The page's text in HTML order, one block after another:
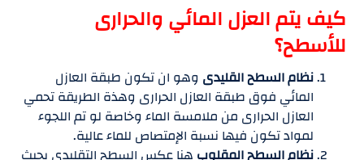
كيف يتم العزل المائي والحرارى
للأسطح؟
نظام السطح القليدى وهو ان تكون طبقة العازل
المائي فوق طبقة العازل الحرارى وهذة الطريقة تحمي
العازل الحرارى من ملامسة الماء وخاصة لو تم اللجوء
لمواد تكون فيها نسبة الإمتصاص للماء عالية.
نظام السطح المقلوب هنا عكس السطح التقليدى بحيث